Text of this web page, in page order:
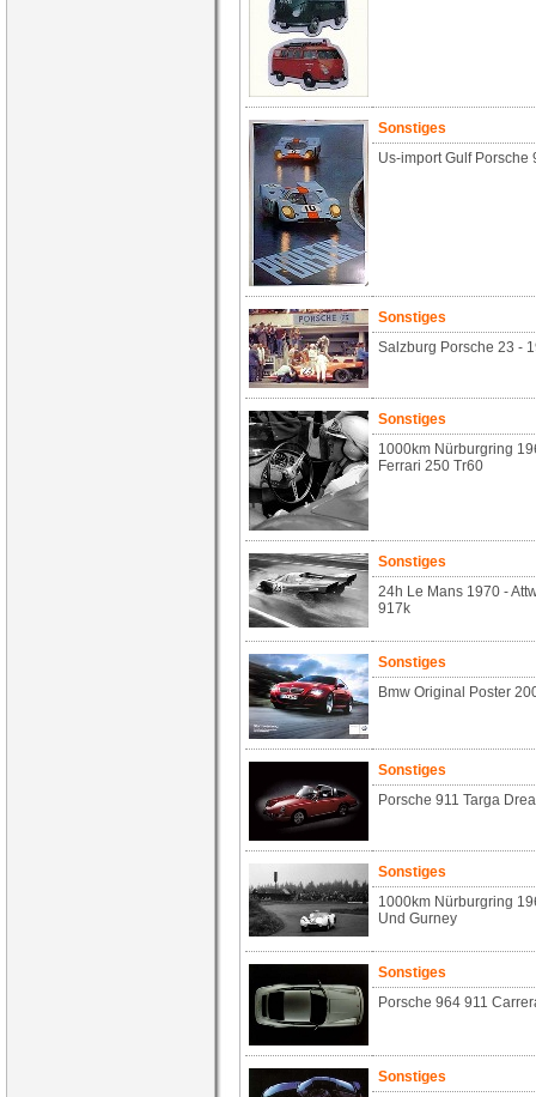
Sonstiges
Us-import Gulf Porsche
Sonstiges
Salzburg Porsche 23 -
Sonstiges
1000km Nürburgring
Ferrari 250 Tr60
Sonstiges
24h Le Mans 1970 -
917k
Sonstiges
Bmw Original Poster
Sonstiges
Porsche 911 Targa
Sonstiges
1000km Nürburgring
Und Gurney
Sonstiges
Porsche 964 911
Sonstiges